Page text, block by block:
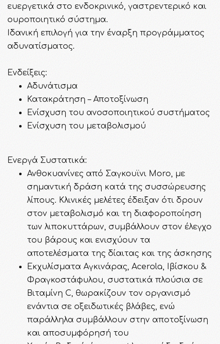
ευεργετικά στο ενδοκρινικό, γαστρεντερικό και
ουροποιητικό σύστημα.
Ιδανική επιλογή για την έναρξη προγράμματος
αδυνατίσματος.
Ενδείξεις:
Αδυνάτισμα
Κατακράτηση – Αποτοξίνωση
Ενίσχυση του ανοσοποιητικού συστήματος
Ενίσχυση του μεταβολισμού
Ενεργά Συστατικά:
Ανθοκυανίνες από Σαγκουϊνι Moro, με
σημαντική δράση κατά της συσσώρευσης
λίπους. Κλινικές μελέτες έδειξαν ότι δρουν
στον μεταβολισμό και τη διαφοροποίηση
των λιποκυττάρων, συμβάλλουν στον έλεγχο
του βάρους και ενισχύουν τα
αποτελέσματα της δίαιτας και της άσκησης
Εκχυλίσματα Αγκινάρας, Αcerola, Ιβίσκου &
Φραγκοστάφυλου, συστατικά πλούσια σε
Βιταμίνη C, θωρακίζουν τον οργανισμό
ενάντια σε οξειδωτικές βλάβες, ενώ
παράλληλα συμβάλλουν στην αποτοξίνωση
και αποσυμφόρησή του